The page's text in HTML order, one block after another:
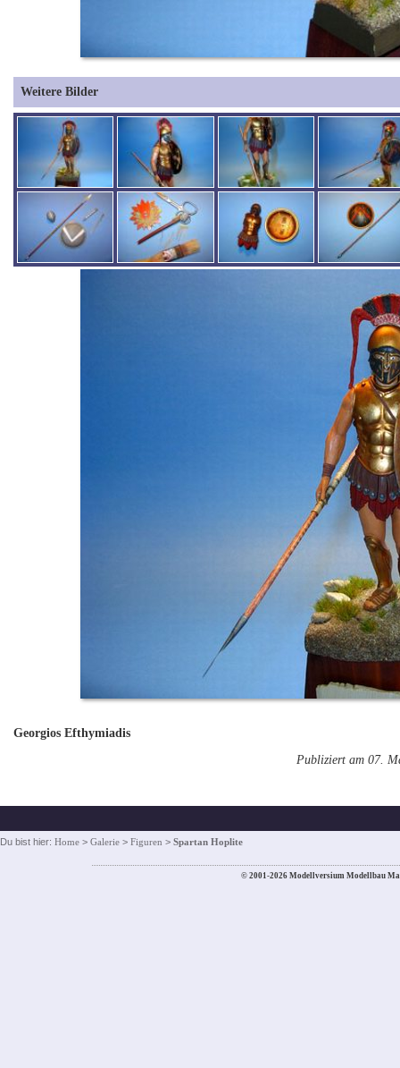
Weitere Bilder
Georgios Efthymiadis
Publiziert am 07.
Du bist hier: Home > Galerie > Figuren > Spartan Hoplite
© 2001-2026 Modellversium Modellbau